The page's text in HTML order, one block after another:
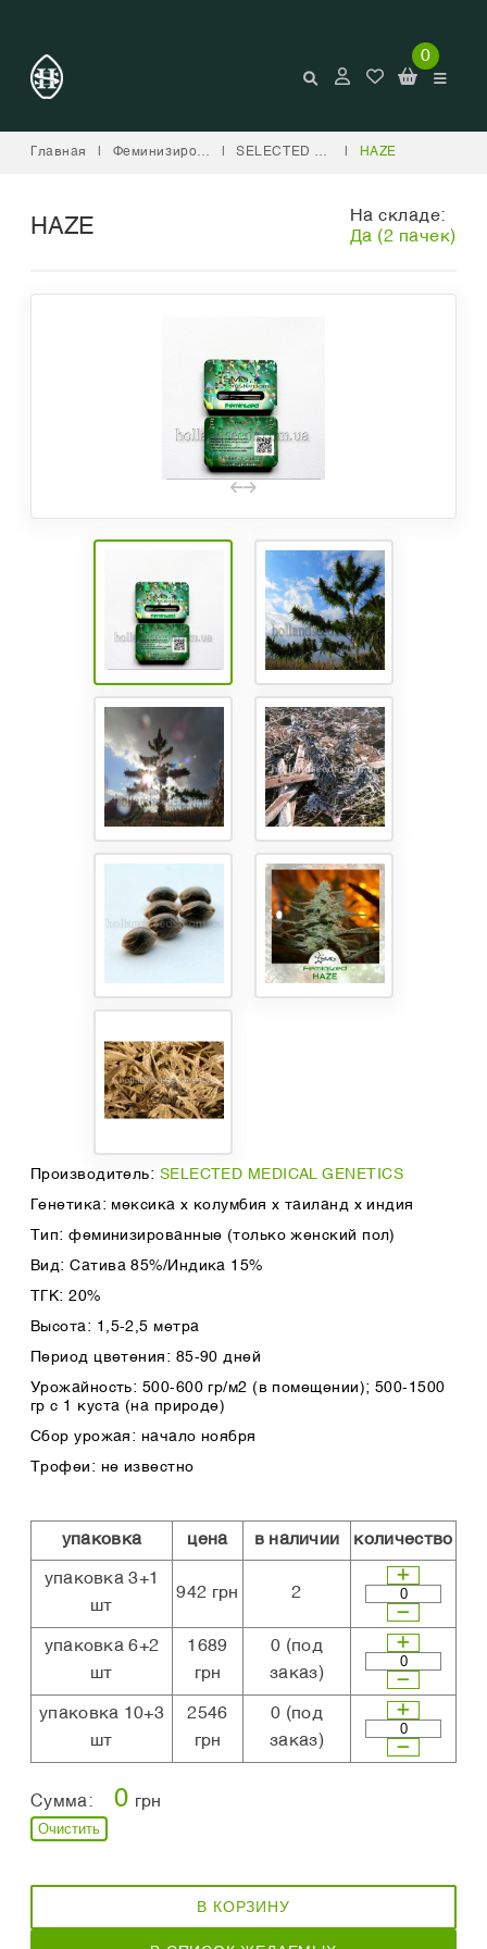
0
Главная Феминизированные SELECTED MEDICAL GENETICS HAZE
HAZE
На складе:
Да (2 пачек)
Производитель: SELECTED MEDICAL GENETICS
Генетика: мексика x колумбия x таиланд x индия
Тип: феминизированные (только женский пол)
Вид: Сатива 85%/Индика 15%
ТГК: 20%
Высота: 1,5-2,5 метра
Период цветения: 85-90 дней
Урожайность: 500-600 гр/м2 (в помещении); 500-1500
гр с 1 куста (на природе)
Сбор урожая: начало ноября
Трофеи: не известно
упаковка цена в наличии количество
упаковка 3+1
шт
942 грн 2
упаковка 6+2
шт
1689
грн
0 (под
заказ)
упаковка 10+3
шт
2546
грн
0 (под
заказ)
Сумма: 0 грн
Очистить
В КОРЗИНУ